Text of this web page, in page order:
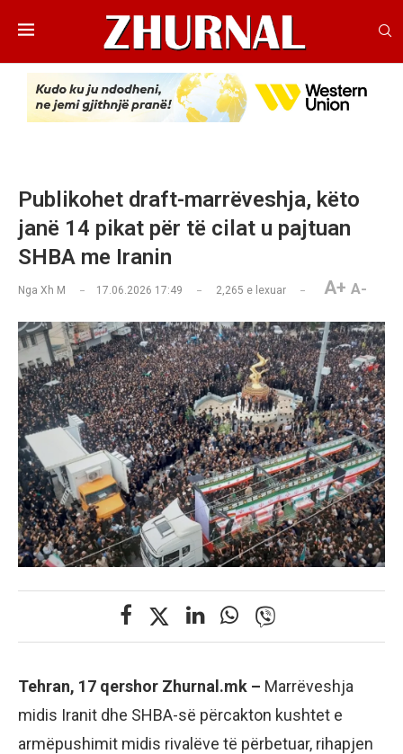
Publikohet draft-marrëveshja, këto
janë 14 pikat për të cilat u pajtuan
SHBA me Iranin
Nga Xh M 17.06.2026 17:49 2,265 e lexuar A+ A-
Tehran, 17 qershor Zhurnal.mk – Marrëveshja
midis Iranit dhe SHBA-së përcakton kushtet e
armëpushimit midis rivalëve të përbetuar, rihapjen